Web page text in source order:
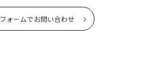
フォームでお問い合わせ